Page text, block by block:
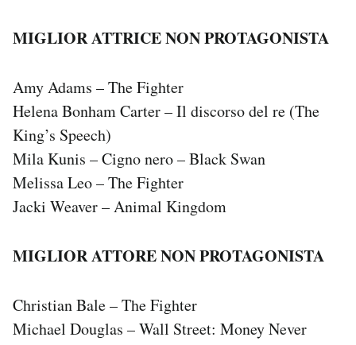
MIGLIOR ATTRICE NON PROTAGONISTA
Amy Adams – The Fighter
Helena Bonham Carter – Il discorso del re (The
King’s Speech)
Mila Kunis – Cigno nero – Black Swan
Melissa Leo – The Fighter
Jacki Weaver – Animal Kingdom
MIGLIOR ATTORE NON PROTAGONISTA
Christian Bale – The Fighter
Michael Douglas – Wall Street: Money Never